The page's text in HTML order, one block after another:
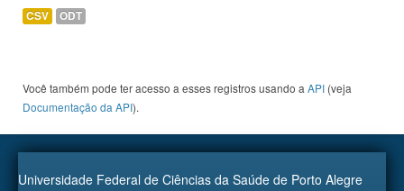
CSV ODT
Você também pode ter acesso a esses registros usando a API (veja
Documentação da API).
Universidade Federal de Ciências da Saúde de Porto Alegre